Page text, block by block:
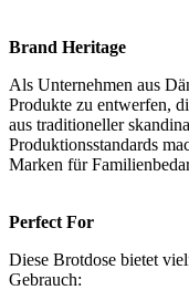
Brand Heritage
Als Unternehmen aus
Produkte zu entwerfen,
aus traditioneller
Produktionsstandards
Marken für
Perfect For
Diese Brotdose bietet
Gebrauch: